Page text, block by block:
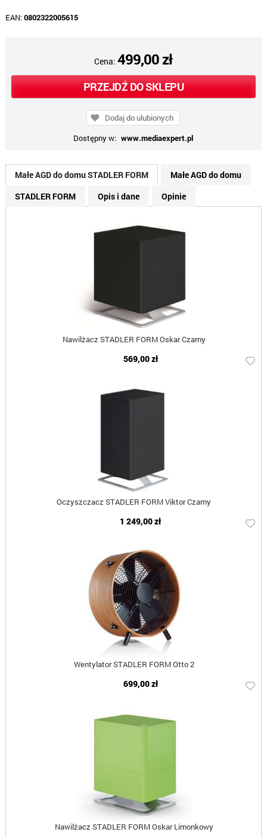
EAN:0802322005615
Cena:499,00 zł
PRZEJDŹ DO SKLEPU
Dodaj do ulubionych
Dostępny w: www.mediaexpert.pl
Małe AGD do domu STADLER FORM
Małe AGD do domu
STADLER FORM
Opis i dane Opinie
Nawilżacz STADLER FORM Oskar Czarny
569,00 zł
Oczyszczacz STADLER FORM Viktor Czarny
1 249,00 zł
Wentylator STADLER FORM Otto 2
699,00 zł
Nawilżacz STADLER FORM Oskar Limonkowy